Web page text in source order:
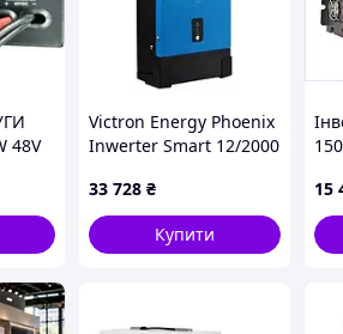
48V
Victron Energy Phoenix
Inwerter Smart 12/2000
33 728 ₴
Купити
15